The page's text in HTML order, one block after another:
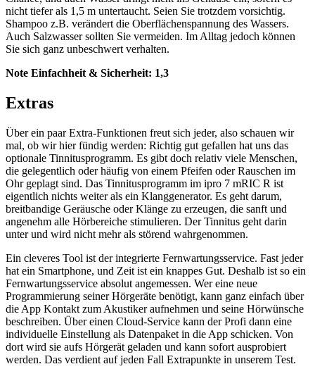
nicht tiefer als 1,5 m untertaucht. Seien Sie trotzdem vorsichtig.
Shampoo z.B. verändert die Oberflächenspannung des Wassers.
Auch Salzwasser sollten Sie vermeiden. Im Alltag jedoch können
Sie sich ganz unbeschwert verhalten.
Note Einfachheit & Sicherheit: 1,3
Extras
Über ein paar Extra-Funktionen freut sich jeder, also schauen wir
mal, ob wir hier fündig werden: Richtig gut gefallen hat uns das
optionale Tinnitusprogramm. Es gibt doch relativ viele Menschen,
die gelegentlich oder häufig von einem Pfeifen oder Rauschen im
Ohr geplagt sind. Das Tinnitusprogramm im ipro 7 mRIC R ist
eigentlich nichts weiter als ein Klanggenerator. Es geht darum,
breitbandige Geräusche oder Klänge zu erzeugen, die sanft und
angenehm alle Hörbereiche stimulieren. Der Tinnitus geht darin
unter und wird nicht mehr als störend wahrgenommen.
Ein cleveres Tool ist der integrierte Fernwartungsservice. Fast jeder
hat ein Smartphone, und Zeit ist ein knappes Gut. Deshalb ist so ein
Fernwartungsservice absolut angemessen. Wer eine neue
Programmierung seiner Hörgeräte benötigt, kann ganz einfach über
die App Kontakt zum Akustiker aufnehmen und seine Hörwünsche
beschreiben. Über einen Cloud-Service kann der Profi dann eine
individuelle Einstellung als Datenpaket in die App schicken. Von
dort wird sie aufs Hörgerät geladen und kann sofort ausprobiert
werden. Das verdient auf jeden Fall Extrapunkte in unserem Test.